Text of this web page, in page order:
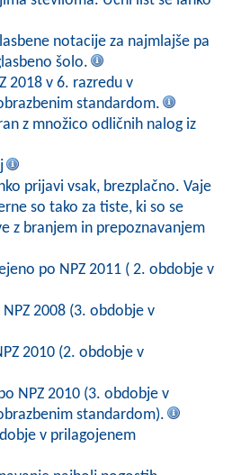
notacije za najmlajše pa
šolo.
2018 v 6. razredu v
standardom.
z množico odličnih nalog iz
prijavi vsak, brezplačno. Vaje
so tako za tiste, ki so se
z branjem in prepoznavanjem
po NPZ 2011 ( 2. obdobje v
2008 (3. obdobje v
2010 (2. obdobje v
NPZ 2010 (3. obdobje v
standardom).
v prilagojenem